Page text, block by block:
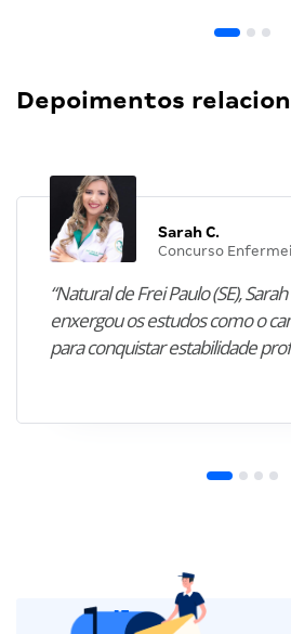
Depoimentos
Sarah C.
Concurso
“Natural de Frei Paulo (SE),
enxergou os estudos como o
para conquistar estabilidade